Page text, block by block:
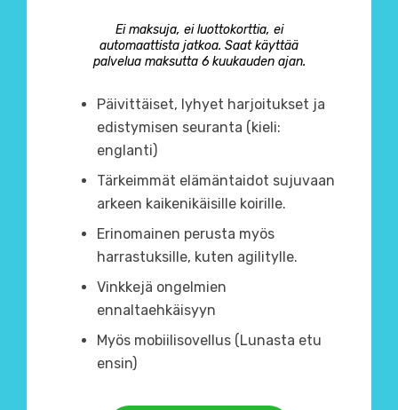
Ei maksuja, ei luottokorttia, ei
automaattista jatkoa. Saat käyttää
palvelua maksutta 6 kuukauden ajan.
Päivittäiset, lyhyet harjoitukset ja
edistymisen seuranta (kieli:
englanti)
Tärkeimmät elämäntaidot sujuvaan
arkeen kaikenikäisille koirille.
Erinomainen perusta myös
harrastuksille, kuten agilitylle.
Vinkkejä ongelmien
ennaltaehkäisyyn
Myös mobiilisovellus (Lunasta etu
ensin)